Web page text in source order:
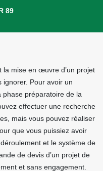
89
la mise en œuvre d’un projet
ignorer. Pour avoir un
phase préparatoire de la
effectuer une recherche
mais vous pouvez réaliser
que vous puissiez avoir
et le système de
de devis d’un projet de
et sans engagement.